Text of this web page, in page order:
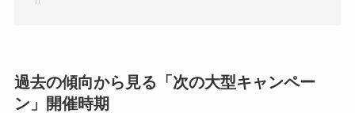
過去の傾向から見る「次の大型キャンペー
ン」開催時期